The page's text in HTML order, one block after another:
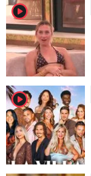
player2
player2